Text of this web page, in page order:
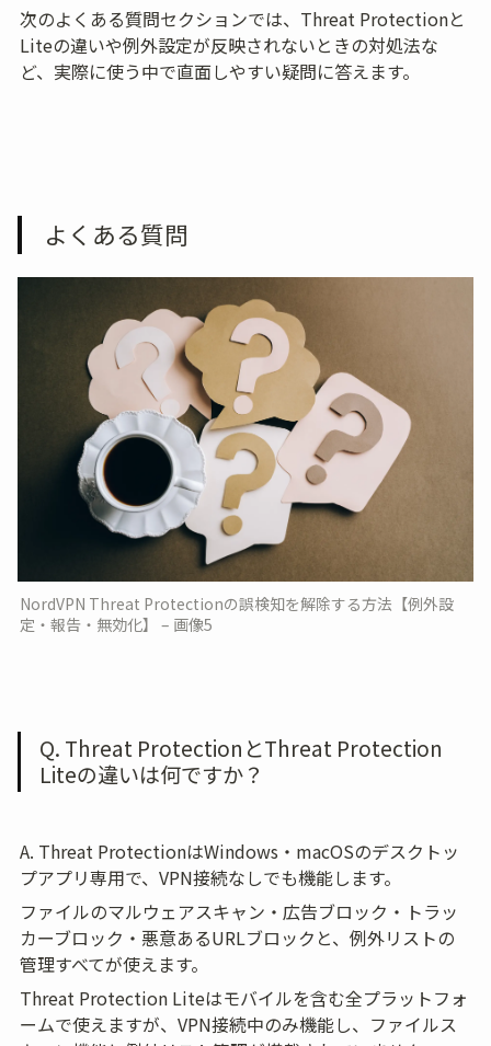
次のよくある質問セクションでは、Threat Protectionと
Liteの違いや例外設定が反映されないときの対処法な
ど、実際に使う中で直面しやすい疑問に答えます。
よくある質問
NordVPN Threat Protectionの誤検知を解除する方法【例外設
定・報告・無効化】 – 画像5
Q. Threat ProtectionとThreat Protection
Liteの違いは何ですか？
A. Threat ProtectionはWindows・macOSのデスクトッ
プアプリ専用で、VPN接続なしでも機能します。
ファイルのマルウェアスキャン・広告ブロック・トラッ
カーブロック・悪意あるURLブロックと、例外リストの
管理すべてが使えます。
Threat Protection Liteはモバイルを含む全プラットフォ
ームで使えますが、VPN接続中のみ機能し、ファイルス